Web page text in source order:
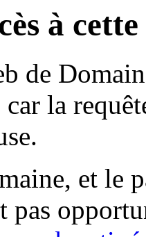
à
de
car la
et le
pas